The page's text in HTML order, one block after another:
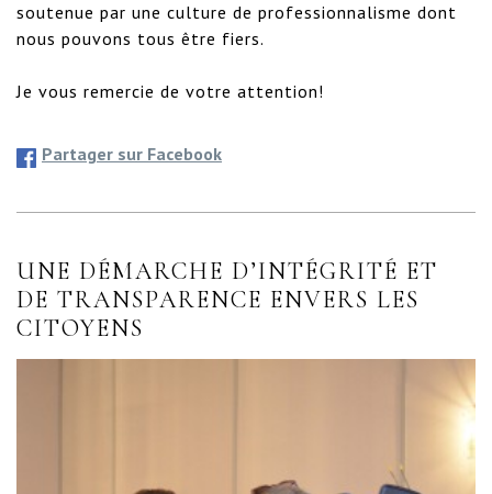
soutenue par une culture de professionnalisme dont
nous pouvons tous être fiers.
Je vous remercie de votre attention!
Partager sur Facebook
UNE DÉMARCHE D’INTÉGRITÉ ET
DE TRANSPARENCE ENVERS LES
CITOYENS